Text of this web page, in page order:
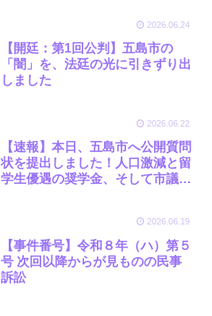
2026.06.24
【開廷：第1回公判】五島市の
「闇」を、法廷の光に引きずり出
しました
2026.06.22
【速報】本日、五島市へ公開質問
状を提出しました！人口激減と留
学生優遇の奨学金、そして市議会
2026.06.19
【事件番号】令和８年（ハ）第５
号 次回以降からが見ものの民事
訴訟